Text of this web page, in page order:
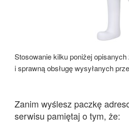
Stosowanie kilku poniżej
i sprawną obsługę wysyłanych
Zanim wyślesz paczkę
serwisu pamiętaj o tym, że: